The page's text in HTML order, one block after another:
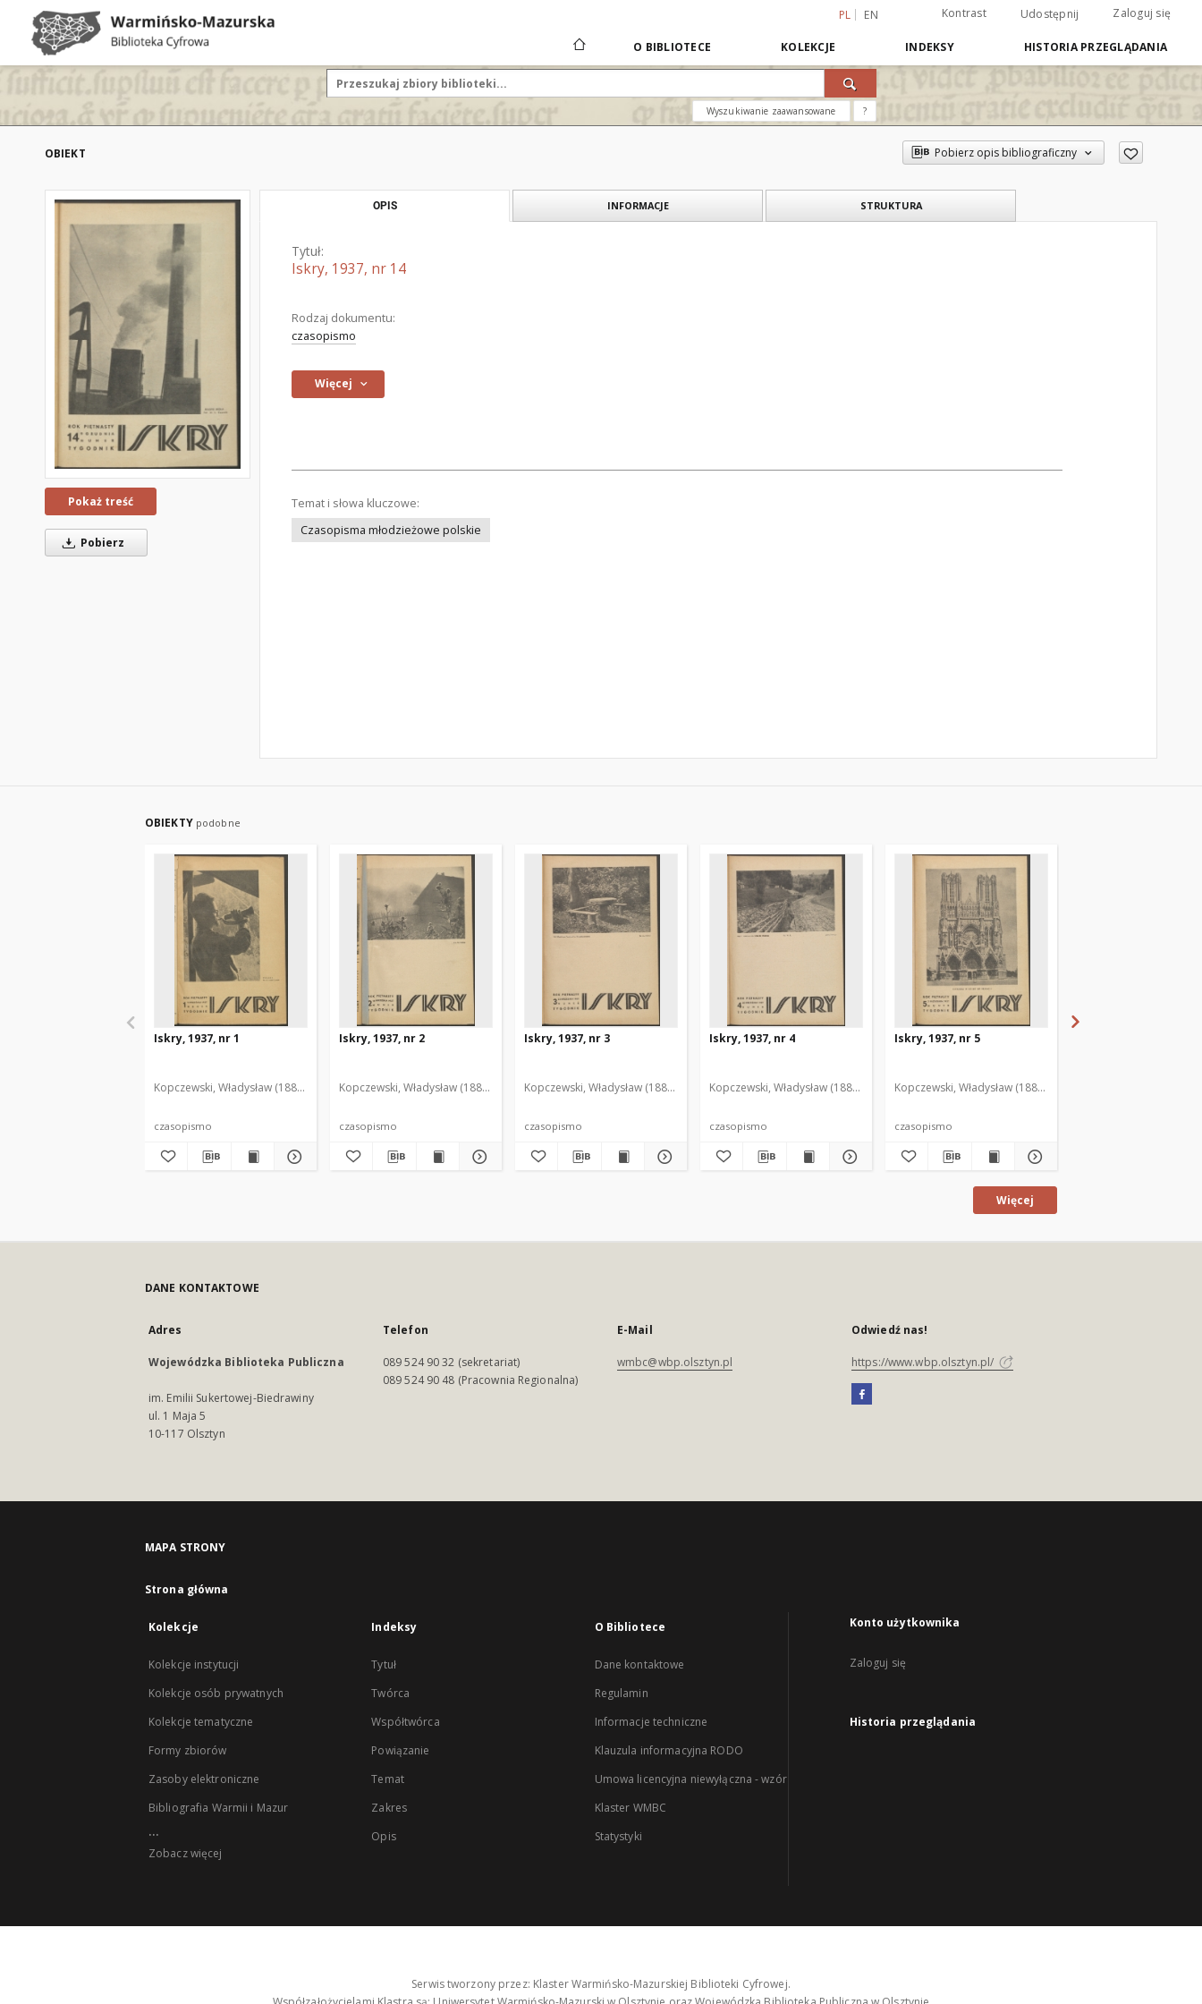
PL EN Kontrast Udostępnij Zaloguj się
O BIBLIOTECE KOLEKCJE INDEKSY HISTORIA PRZEGLĄDANIA
Wyszukiwanie zaawansowane ?
OBIEKT Pobierz opis bibliograficzny
Pokaż treść
Pobierz
OPIS INFORMACJE STRUKTURA
Tytuł:
Iskry, 1937, nr 14
Rodzaj dokumentu:
czasopismo
Więcej
Temat i słowa kluczowe:
Czasopisma młodzieżowe polskie
OBIEKTY podobne
Iskry, 1937, nr 1
Kopczewski, Władysław (1888-1969). Red. i Wyd.
czasopismo
Iskry, 1937, nr 2
Kopczewski, Władysław (1888-1969). Red. i Wyd.
czasopismo
Iskry, 1937, nr 3
Kopczewski, Władysław (1888-1969). Red. i Wyd.
czasopismo
Iskry, 1937, nr 4
Kopczewski, Władysław (1888-1969). Red. i Wyd.
czasopismo
Iskry, 1937, nr 5
Kopczewski, Władysław (1888-1969). Red. i Wyd.
czasopismo
Więcej
DANE KONTAKTOWE
Adres
Wojewódzka Biblioteka Publiczna
im. Emilii Sukertowej-Biedrawiny
ul. 1 Maja 5
10-117 Olsztyn
Telefon
089 524 90 32 (sekretariat)
089 524 90 48 (Pracownia Regionalna)
E-Mail
wmbc@wbp.olsztyn.pl
Odwiedź nas!
https://www.wbp.olsztyn.pl/
MAPA STRONY
Strona główna
Kolekcje
Kolekcje instytucji
Kolekcje osób prywatnych
Kolekcje tematyczne
Formy zbiorów
Zasoby elektroniczne
Bibliografia Warmii i Mazur
...
Zobacz więcej
Indeksy
Tytuł
Twórca
Współtwórca
Powiązanie
Temat
Zakres
Opis
O Bibliotece
Dane kontaktowe
Regulamin
Informacje techniczne
Klauzula informacyjna RODO
Umowa licencyjna niewyłączna - wzór
Klaster WMBC
Statystyki
Konto użytkownika
Zaloguj się
Historia przeglądania
Serwis tworzony przez: Klaster Warmińsko-Mazurskiej Biblioteki Cyfrowej.